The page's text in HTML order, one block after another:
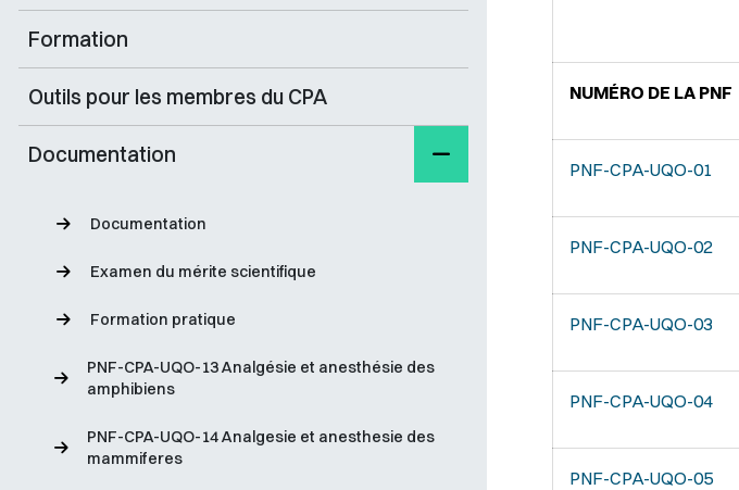
Formation
Outils pour les membres du CPA
Documentation
Documentation
Examen du mérite scientifique
Formation pratique
PNF-CPA-UQO-13 Analgésie et anesthésie des
amphibiens
PNF-CPA-UQO-14 Analgesie et anesthesie des
mammiferes
NUMÉRO DE LA PNF
PNF-CPA-UQO-01
PNF-CPA-UQO-02
PNF-CPA-UQO-03
PNF-CPA-UQO-04
PNF-CPA-UQO-05